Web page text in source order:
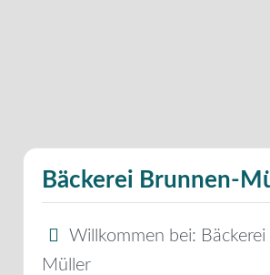
Bäckerei Brunnen-
Willkommen bei:
Müller